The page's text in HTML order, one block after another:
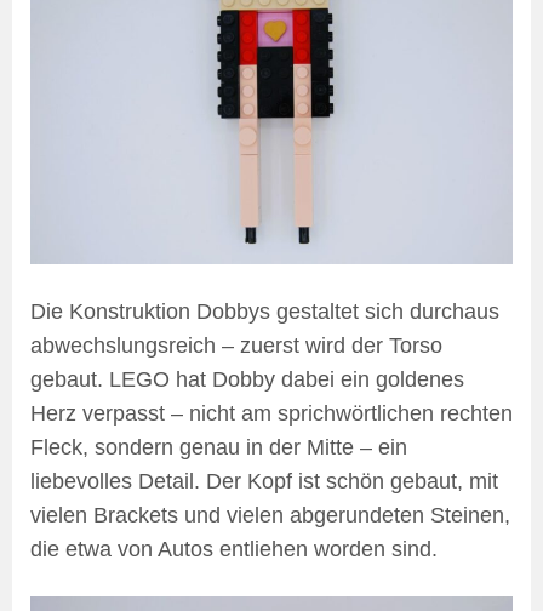
Die Konstruktion Dobbys gestaltet sich durchaus
abwechslungsreich – zuerst wird der Torso
gebaut. LEGO hat Dobby dabei ein goldenes
Herz verpasst – nicht am sprichwörtlichen rechten
Fleck, sondern genau in der Mitte – ein
liebevolles Detail. Der Kopf ist schön gebaut, mit
vielen Brackets und vielen abgerundeten Steinen,
die etwa von Autos entliehen worden sind.